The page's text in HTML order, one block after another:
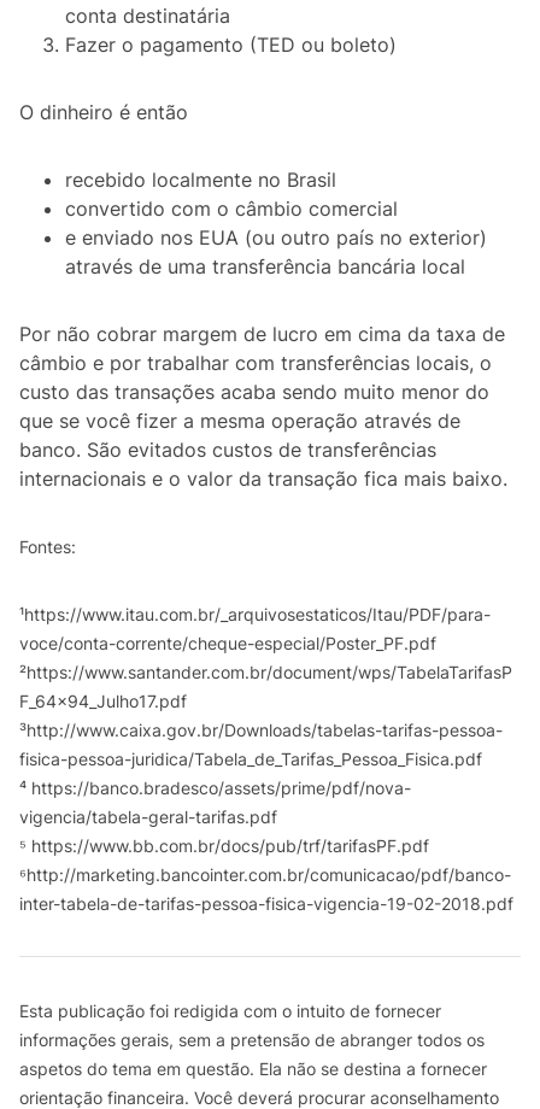
conta destinatária
Fazer o pagamento (TED ou boleto)
O dinheiro é então
recebido localmente no Brasil
convertido com o câmbio comercial
e enviado nos EUA (ou outro país no exterior)
através de uma transferência bancária local
Por não cobrar margem de lucro em cima da taxa de
câmbio e por trabalhar com transferências locais, o
custo das transações acaba sendo muito menor do
que se você fizer a mesma operação através de
banco. São evitados custos de transferências
internacionais e o valor da transação fica mais baixo.
Fontes:
¹https://www.itau.com.br/_arquivosestaticos/Itau/PDF/para-
voce/conta-corrente/cheque-especial/Poster_PF.pdf
²https://www.santander.com.br/document/wps/TabelaTarifasP
F_64x94_Julho17.pdf
³http://www.caixa.gov.br/Downloads/tabelas-tarifas-pessoa-
fisica-pessoa-juridica/Tabela_de_Tarifas_Pessoa_Fisica.pdf
⁴ https://banco.bradesco/assets/prime/pdf/nova-
vigencia/tabela-geral-tarifas.pdf
⁵ https://www.bb.com.br/docs/pub/trf/tarifasPF.pdf
⁶http://marketing.bancointer.com.br/comunicacao/pdf/banco-
inter-tabela-de-tarifas-pessoa-fisica-vigencia-19-02-2018.pdf
Esta publicação foi redigida com o intuito de fornecer
informações gerais, sem a pretensão de abranger todos os
aspetos do tema em questão. Ela não se destina a fornecer
orientação financeira. Você deverá procurar aconselhamento